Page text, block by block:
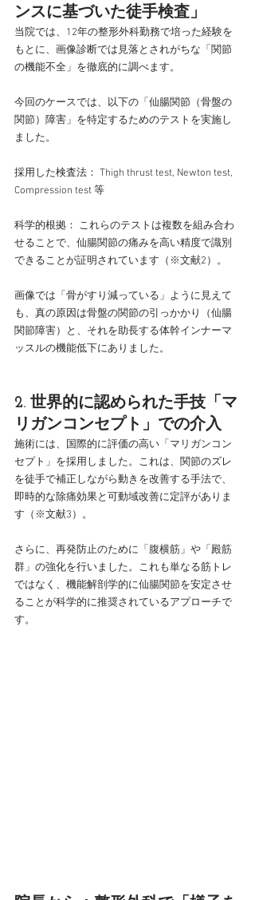
ンスに基づいた徒手検査」
当院では、12年の整形外科勤務で培った経験を
もとに、画像診断では見落とされがちな「関節
の機能不全」を徹底的に調べます。
今回のケースでは、以下の「仙腸関節（骨盤の
関節）障害」を特定するためのテストを実施し
ました。
採用した検査法： Thigh thrust test, Newton test,
Compression test 等
科学的根拠： これらのテストは複数を組み合わ
せることで、仙腸関節の痛みを高い精度で識別
できることが証明されています（※文献2）。
画像では「骨がすり減っている」ように見えて
も、真の原因は骨盤の関節の引っかかり（仙腸
関節障害）と、それを助長する体幹インナーマ
ッスルの機能低下にありました。
2. 世界的に認められた手技「マ
リガンコンセプト」での介入
施術には、国際的に評価の高い「マリガンコン
セプト」を採用しました。これは、関節のズレ
を徒手で補正しながら動きを改善する手法で、
即時的な除痛効果と可動域改善に定評がありま
す（※文献3）。
さらに、再発防止のために「腹横筋」や「殿筋
群」の強化を行いました。これも単なる筋トレ
ではなく、機能解剖学的に仙腸関節を安定させ
ることが科学的に推奨されているアプローチで
す。